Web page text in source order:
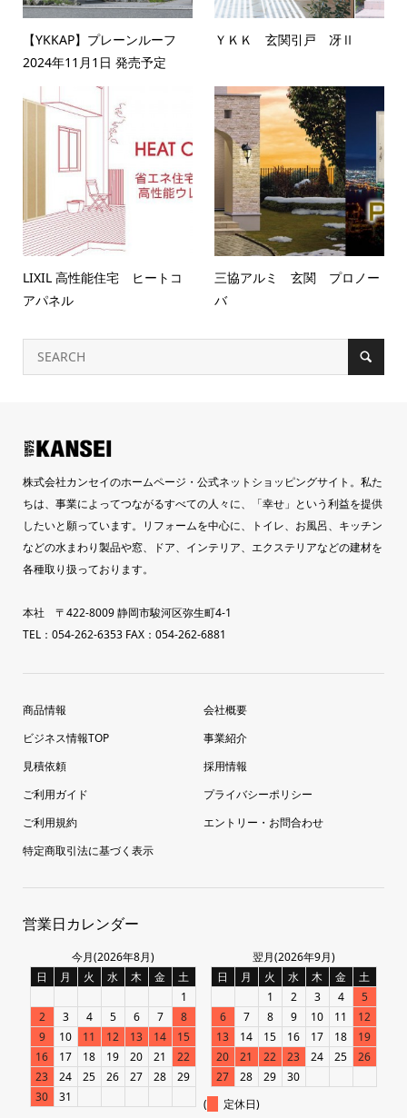
【YKKAP】プレーンルーフ
2024年11月1日 発売予定
ＹＫＫ 玄関引戸 冴Ⅱ
LIXIL 高性能住宅 ヒートコ
アパネル
三協アルミ 玄関 プロノー
バ
株式会社カンセイのホームページ・公式ネットショッピングサイト。私た
ちは、事業によってつながるすべての人々に、「幸せ」という利益を提供
したいと願っています。リフォームを中心に、トイレ、お風呂、キッチン
などの水まわり製品や窓、ドア、インテリア、エクステリアなどの建材を
各種取り扱っております。
本社 〒422-8009 静岡市駿河区弥生町4-1
TEL：054-262-6353 FAX：054-262-6881
商品情報
ビジネス情報TOP
見積依頼
ご利用ガイド
ご利用規約
特定商取引法に基づく表示
会社概要
事業紹介
採用情報
プライバシーポリシー
エントリー・お問合わせ
営業日カレンダー
今月(2026年8月)
日
月 火 水 木 金
土
1
2
3 4 5 6 7
8
9
10 11 12 13 14
15
16
17 18 19 20 21
22
23
24 25 26 27 28
29
30
31
翌月(2026年9月)
日
月 火 水 木 金
土
1
2 3 4
5
6
7 8 9 10 11
12
13
14 15 16 17 18
19
20
21 22 23 24 25
26
27
28 29
30
(
定休日)